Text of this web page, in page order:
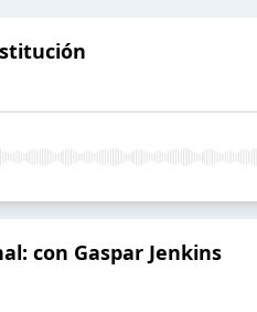
con Gaspar Jenkins